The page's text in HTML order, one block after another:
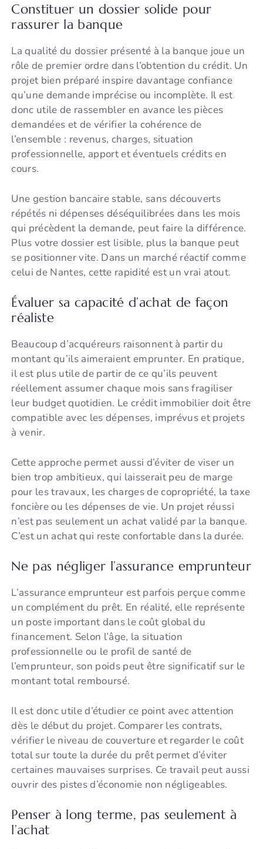
Constituer un dossier solide pour
rassurer la banque
La qualité du dossier présenté à la banque joue un
rôle de premier ordre dans l’obtention du crédit. Un
projet bien préparé inspire davantage confiance
qu’une demande imprécise ou incomplète. Il est
donc utile de rassembler en avance les pièces
demandées et de vérifier la cohérence de
l’ensemble : revenus, charges, situation
professionnelle, apport et éventuels crédits en
cours.
Une gestion bancaire stable, sans découverts
répétés ni dépenses déséquilibrées dans les mois
qui précèdent la demande, peut faire la différence.
Plus votre dossier est lisible, plus la banque peut
se positionner vite. Dans un marché réactif comme
celui de Nantes, cette rapidité est un vrai atout.
Évaluer sa capacité d’achat de façon
réaliste
Beaucoup d’acquéreurs raisonnent à partir du
montant qu’ils aimeraient emprunter. En pratique,
il est plus utile de partir de ce qu’ils peuvent
réellement assumer chaque mois sans fragiliser
leur budget quotidien. Le crédit immobilier doit être
compatible avec les dépenses, imprévus et projets
à venir.
Cette approche permet aussi d’éviter de viser un
bien trop ambitieux, qui laisserait peu de marge
pour les travaux, les charges de copropriété, la taxe
foncière ou les dépenses de vie. Un projet réussi
n’est pas seulement un achat validé par la banque.
C’est un achat qui reste confortable dans la durée.
Ne pas négliger l’assurance emprunteur
L’assurance emprunteur est parfois perçue comme
un complément du prêt. En réalité, elle représente
un poste important dans le coût global du
financement. Selon l’âge, la situation
professionnelle ou le profil de santé de
l’emprunteur, son poids peut être significatif sur le
montant total remboursé.
Il est donc utile d’étudier ce point avec attention
dès le début du projet. Comparer les contrats,
vérifier le niveau de couverture et regarder le coût
total sur toute la durée du prêt permet d’éviter
certaines mauvaises surprises. Ce travail peut aussi
ouvrir des pistes d’économie non négligeables.
Penser à long terme, pas seulement à
l’achat